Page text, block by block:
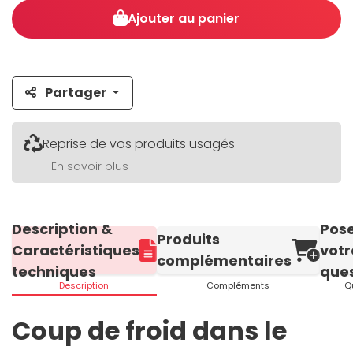
Ajouter au panier
Partager
Reprise de vos produits usagés
En savoir plus
Description &
Caractéristiques
techniques
Description
Produits
complémentaires
Compléments
Coup de froid dans le